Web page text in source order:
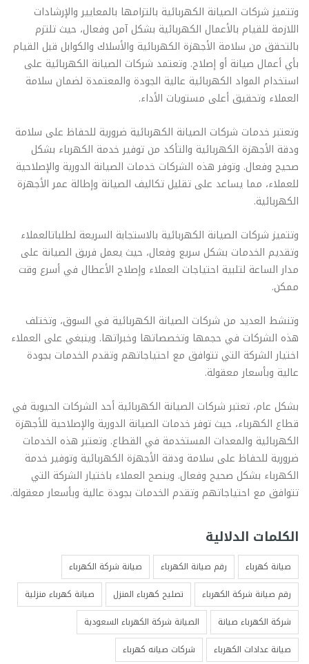
وتتميز شركات الصيانة الكهربائية بالتزامها بالمعايير والإرشادات
اللازمة للقيام بالأعمال الكهربائية بشكل آمن وفعال، حيث تلتزم
بالتحقق من سلامة الأجهزة الكهربائية والأسلاك والكوابل قبل القيام
بأي أعمال صيانة أو إصلاح. وتعتمد شركات الصيانة الكهربائية على
استخدام المواد الكهربائية عالية الجودة والمعتمدة لضمان سلامة
العملاء وتحقيق أعلى مستويات الأداء.
وتعتبر خدمات شركات الصيانة الكهربائية ضرورية للحفاظ على سلامة
ودقة الأجهزة الكهربائية والتأكد من توفير خدمة الكهرباء بشكل
صحيح وفعال. وتوفر هذه الشركات خدمات الصيانة الدورية والإصلاحية
للعملاء، مما يساعد على تقليل تكاليف الصيانة وإطالة عمر الأجهزة
الكهربائية.
وتتميز شركات الصيانة الكهربائية بالاستجابة السريعة لطلباتالعملاء
وتقديم الخدمات بشكل سريع وفعال، حيث يعمل فريق الصيانة على
مدار الساعة لتلبية احتياجات العملاء وإصلاح الأعطال في أسرع وقت
ممكن.
وتنشط العديد من شركات الصيانة الكهربائية في السوق، وتختلف
هذه الشركات في حجمها وتخصصاتها وخبراتها. وينبغي على العملاء
اختيار الشركة التي تتوافق مع احتياجاتهم وتقدم الخدمات بجودة
عالية وبأسعار معقولة.
بشكل عام، تعتبر شركات الصيانة الكهربائية أحد الشركات الحيوية في
قطاع الكهرباء، حيث توفر خدمات الصيانة الدورية والإصلاحية للأجهزة
الكهربائية والمعدات المستخدمة في القطاع. وتعتبر هذه الخدمات
ضرورية للحفاظ على سلامة ودقة الأجهزة الكهربائية وتوفير خدمة
الكهرباء بشكل صحيح وفعال. وينصح العملاء باختيار الشركة التي
تتوافق مع احتياجاتهم وتقدم الخدمات بجودة عالية وبأسعار معقولة.
الكلمات الدلالية
صيانة كهرباء رقم صيانة الكهرباء
صيانة شركة الكهرباء
رقم صيانة شركة الكهرباء
تصليح كهرباء المنزل
صيانة كهرباء منزلية
شركة الكهرباء صيانة
الصيانة شركة الكهرباء السعودية
صيانة عدادات الكهرباء
شركات صيانه كهرباء